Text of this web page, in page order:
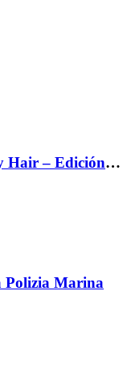
Edición Speciale
Polizia Marina